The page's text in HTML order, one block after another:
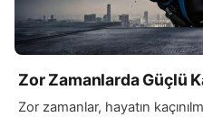
Zor Zamanlarda Güçlü
Zor zamanlar, hayatın